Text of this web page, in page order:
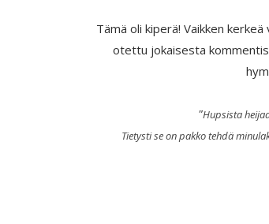
Tämä oli kiperä! Vaikken
otettu jokaisesta
"Hupsista
Tietysti se on pakko tehdä